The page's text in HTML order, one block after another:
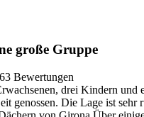
große Gruppe
63 Bewertungen
drei Kindern und
genossen. Die Lage ist sehr